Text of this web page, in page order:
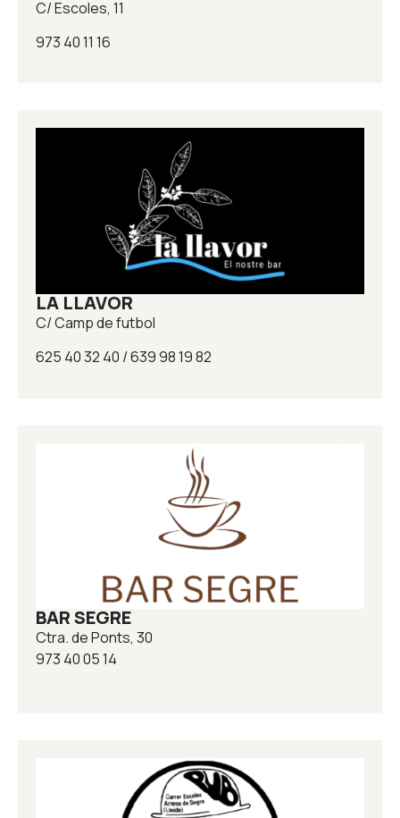
C/ Escoles, 11
973 40 11 16
LA LLAVOR
C/ Camp de futbol
625 40 32 40 / 639 98 19 82
BAR SEGRE
Ctra. de Ponts, 30
973 40 05 14